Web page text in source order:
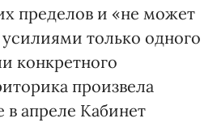
пределов и «не может
только одного
конкретного
произвела
в апреле Кабинет